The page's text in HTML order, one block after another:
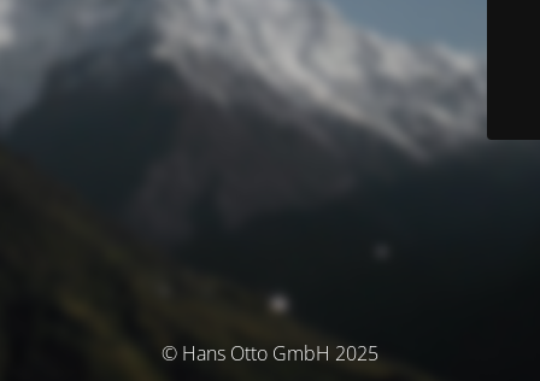
© Hans Otto GmbH 2025